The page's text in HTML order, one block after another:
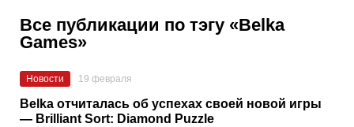
Все публикации по тэгу «Belka
Games»
Новости 19 февраля
Belka отчиталась об успехах своей новой игры
— Brilliant Sort: Diamond Puzzle